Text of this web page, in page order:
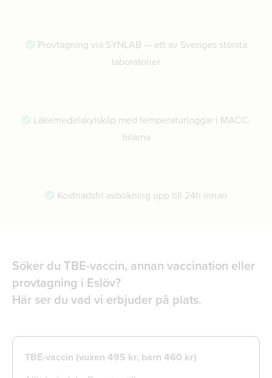
Provtagning via SYNLAB — ett av Sveriges största
laboratorier
Läkemedelskylskåp med temperaturloggar i MACC-
bilarna
Kostnadsfri avbokning upp till 24h innan
Söker du TBE-vaccin, annan vaccination eller
provtagning i Eslöv?
Här ser du vad vi erbjuder på plats.
TBE-vaccin (vuxen 495 kr, barn 460 kr)